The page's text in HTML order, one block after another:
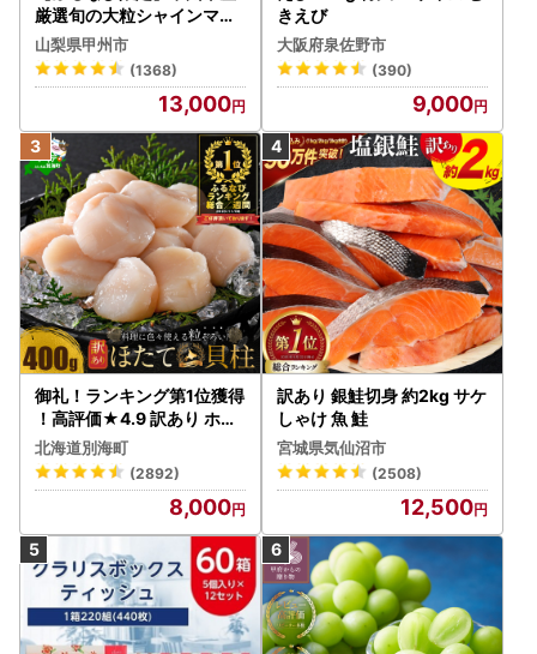
厳選旬の大粒シャインマス
カット 約1.3kg 2～3房【2
026年発送】（MG）B12-
472 FN-Limited-VO シャ
インマスカット フルーツ
山梨県甲州市
(1368)
13,000
きえび
大阪府泉佐野市
(390)
9,000
御礼！ランキング第1位獲得
！高評価★4.9 訳あり ホタ
テ 400g（ほたて 帆立 貝柱
冷凍 ）
北海道別海町
(2892)
8,000
訳あり 銀鮭切身 約2kg サケ
しゃけ 魚 鮭
宮城県気仙沼市
(2508)
12,500